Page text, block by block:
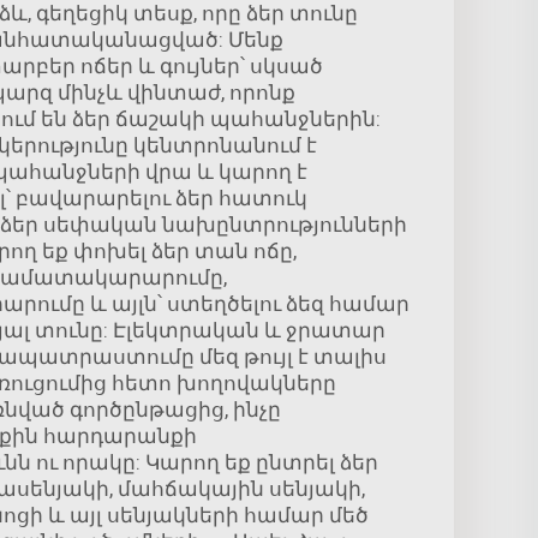
գեղեցիկ տեսք, որը ձեր տունը
Մենք
ոճեր և գույներ՝ սկսած
մինչև վինտաժ, որոնք
են ձեր ճաշակի պահանջներին:
կենտրոնանում է
վրա և կարող է
ձեր հատուկ
սեփական նախընտրությունների
եք փոխել ձեր տան ոճը,
և այլն՝ ստեղծելու ձեզ համար
տունը: Էլեկտրական և ջրատար
մեզ թույլ է տալիս
հետո խողովակները
գործընթացից, ինչը
հարդարանքի
ու որակը: Կարող եք ընտրել ձեր
մահճակային սենյակի,
և այլ սենյակների համար մեծ